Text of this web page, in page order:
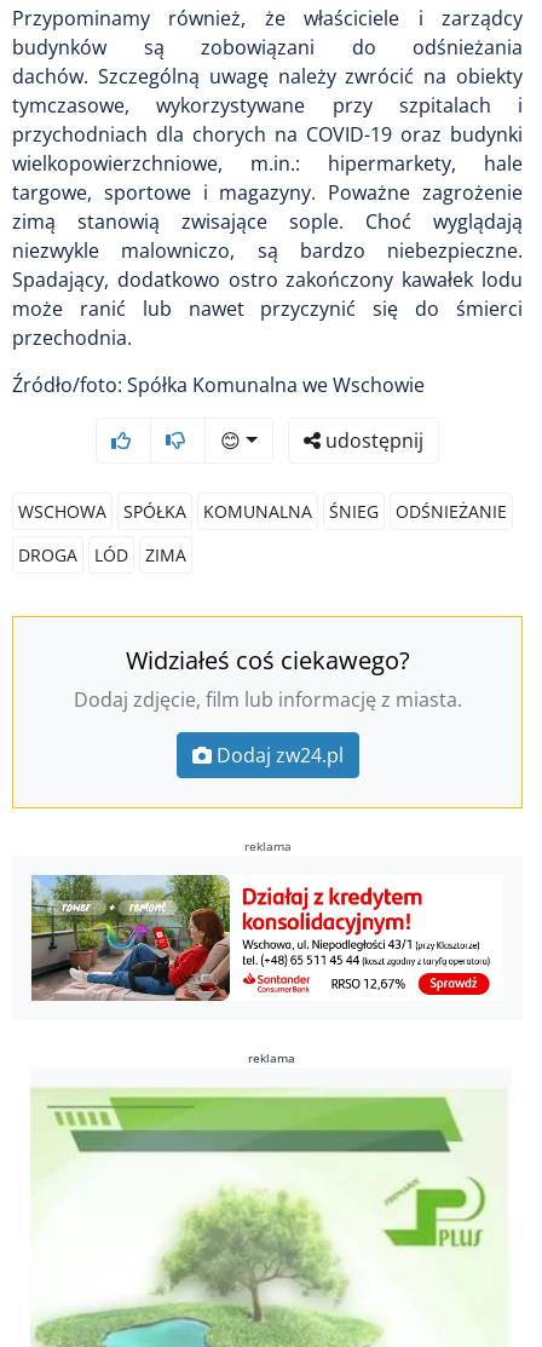
Przypominamy również, że właściciele i zarządcy
budynków są zobowiązani do odśnieżania
dachów. Szczególną uwagę należy zwrócić na obiekty
tymczasowe, wykorzystywane przy szpitalach i
przychodniach dla chorych na COVID-19 oraz budynki
wielkopowierzchniowe, m.in.: hipermarkety, hale
targowe, sportowe i magazyny. Poważne zagrożenie
zimą stanowią zwisające sople. Choć wyglądają
niezwykle malowniczo, są bardzo niebezpieczne.
Spadający, dodatkowo ostro zakończony kawałek lodu
może ranić lub nawet przyczynić się do śmierci
przechodnia.
Źródło/foto: Spółka Komunalna we Wschowie
😊 udostępnij
WSCHOWA SPÓŁKA KOMUNALNA ŚNIEG
ODŚNIEŻANIE
DROGA
LÓD ZIMA
Widziałeś coś ciekawego?
Dodaj zdjęcie, film lub informację z miasta.
Dodaj zw24.pl
reklama
reklama